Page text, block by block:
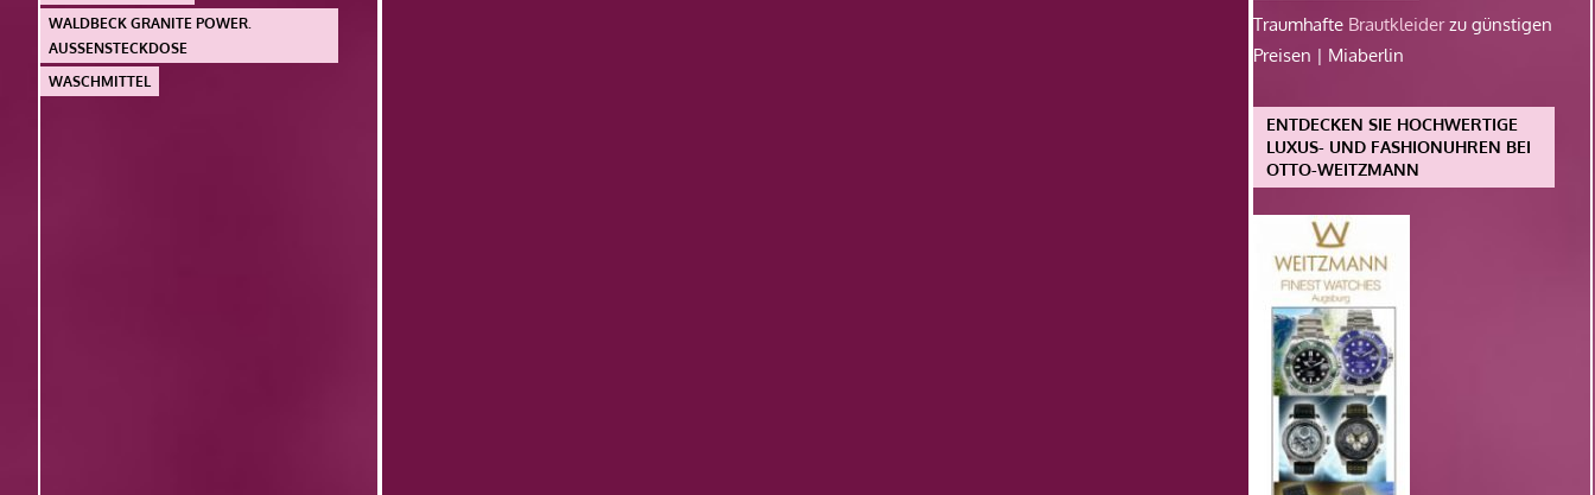
WALDBECK GRANITE POWER.
AUSSENSTECKDOSE
WASCHMITTEL
Traumhafte Brautkleiderzu günstigen
Preisen | Miaberlin
ENTDECKEN SIE HOCHWERTIGE
LUXUS- UND FASHIONUHREN BEI
OTTO-WEITZMANN